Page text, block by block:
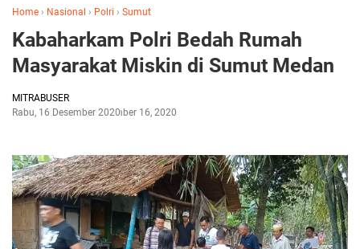
Home › Nasional › Polri › Sumut
Kabaharkam Polri Bedah Rumah
Masyarakat Miskin di Sumut Medan
MITRABUSER
Rabu, 16 Desember 2020Desember 16, 2020